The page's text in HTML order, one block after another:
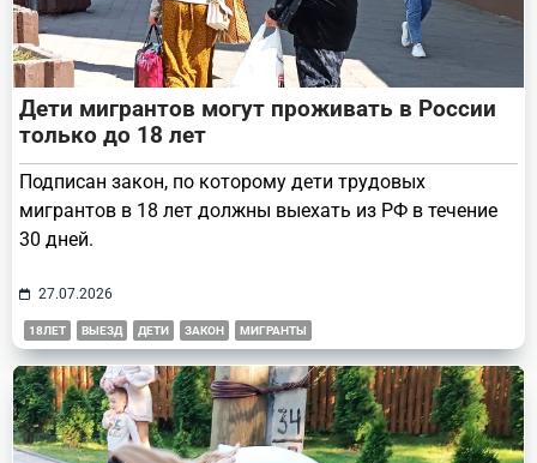
Дети мигрантов могут проживать в России
только до 18 лет
Подписан закон, по которому дети трудовых
мигрантов в 18 лет должны выехать из РФ в течение
30 дней.
27.07.2026
18ЛЕТ ВЫЕЗД ДЕТИ ЗАКОН МИГРАНТЫ